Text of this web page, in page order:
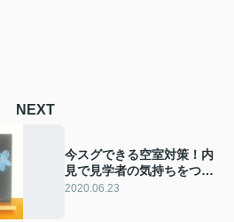
NEXT
今スグできる空室対策！内
見で見学者の気持ちをつか
むウェルカムボード
2020.06.23